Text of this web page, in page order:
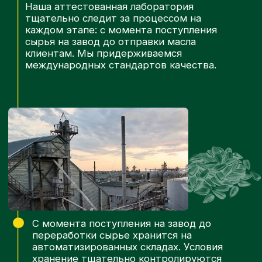
фильтрация, производимая перед
розливом.
Наши марки подсолнечного масла известны в
большинстве регионов России, странах СНГ и
дальнем зарубежье.
Мы стремимся обеспечить потребителей
продукцией, которая соответствует мировым
стандартам качества.
продукцию